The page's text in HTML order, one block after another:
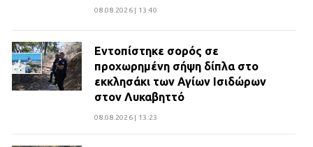
08.08.2026 | 13:40
Εντοπίστηκε σορός σε
προχωρημένη σήψη δίπλα στο
εκκλησάκι των Αγίων Ισιδώρων
στον Λυκαβηττό
08.08.2026 | 13:23